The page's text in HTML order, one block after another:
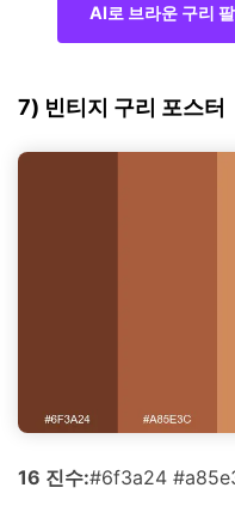
AI로 브라운 구리
7) 빈티지 구리 포스터
16 진수:#6f3a24